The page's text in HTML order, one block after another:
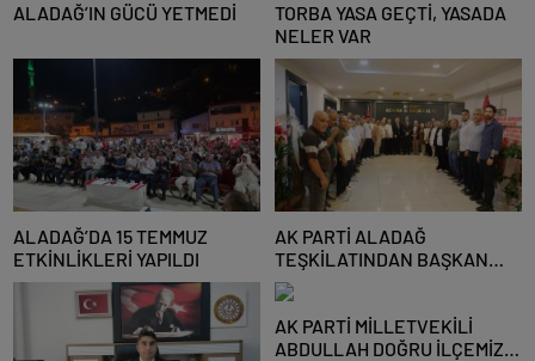
ALADAĞ’IN GÜCÜ YETMEDİ
TORBA YASA GEÇTİ, YASADA
NELER VAR
ALADAĞ’DA 15 TEMMUZ
ETKİNLİKLERİ YAPILDI
AK PARTİ ALADAĞ
TEŞKİLATINDAN BAŞKAN
MUSTAFA ÖZKAN’A HAYIRLI
OLSUN ZİYARETİ
AK PARTİ MİLLETVEKİLİ
ABDULLAH DOĞRU İLÇEMİZİ